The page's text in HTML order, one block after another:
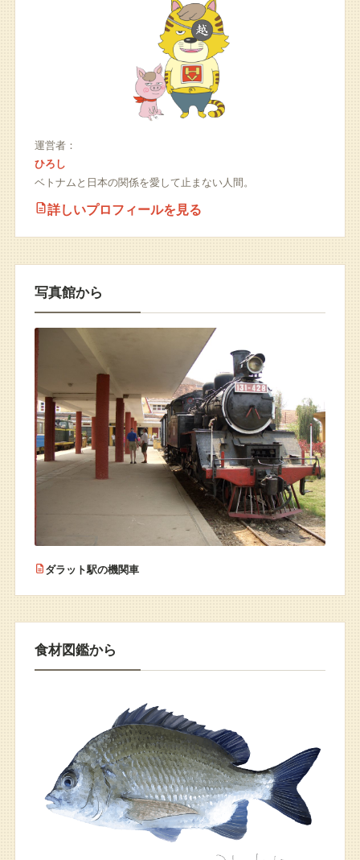
運営者：
ひろし
ベトナムと日本の関係を愛して止まない人間。
詳しいプロフィールを見る
写真館から
ダラット駅の機関車
食材図鑑から